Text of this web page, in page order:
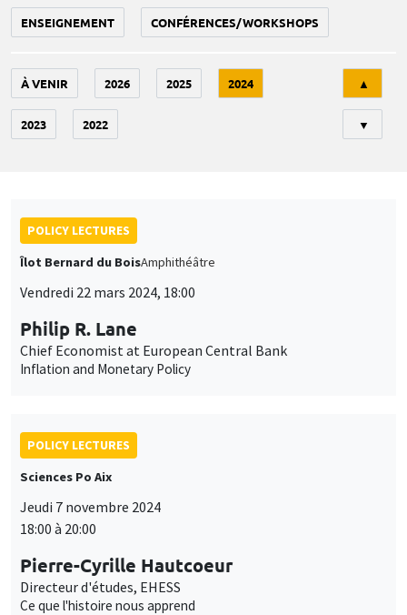
ENSEIGNEMENT CONFÉRENCES/WORKSHOPS
À VENIR 2026 2025 2024
2023 2022
▲
▼
POLICY LECTURES
Îlot Bernard du BoisAmphithéâtre
Vendredi 22 mars 2024, 18:00
Philip R. Lane
Chief Economist at European Central Bank
Inflation and Monetary Policy
POLICY LECTURES
Sciences Po Aix
Jeudi 7 novembre 2024
18:00 à 20:00
Pierre-Cyrille Hautcoeur
Directeur d'études, EHESS
Ce que l'histoire nous apprend